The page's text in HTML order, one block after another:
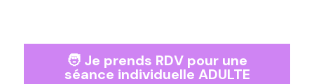
🧑 Je prends RDV pour une
séance individuelle ADULTE